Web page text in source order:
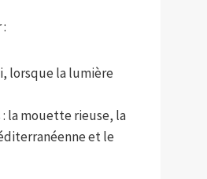
lorsque la lumière
la mouette rieuse, la
et le